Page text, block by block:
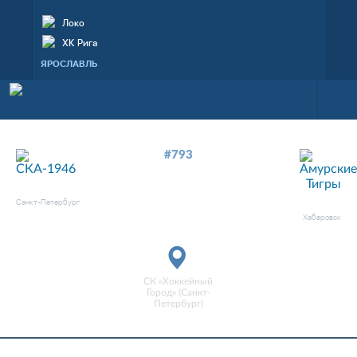
Локо
ХК Рига
ЯРОСЛАВЛЬ
Санкт-Петербург
#793
СК «Хоккейный
Город» (Санкт-
Петербург)
Хабаровск